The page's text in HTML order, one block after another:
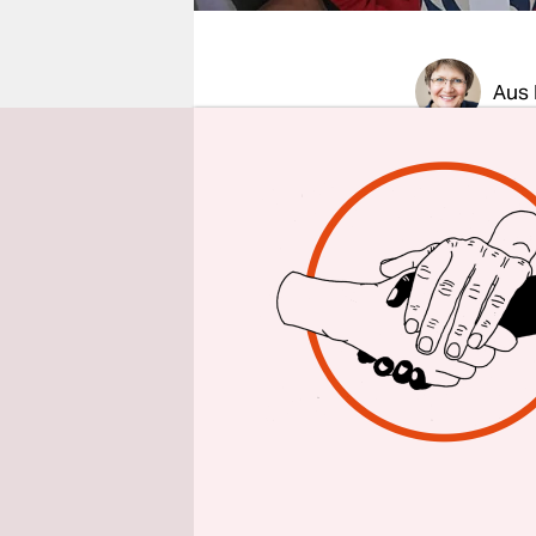
epaper login
Aus
Am Ende
CDU
Rolle des
auch an
Für
drei